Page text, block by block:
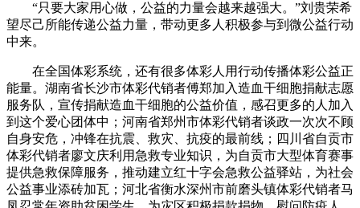
“只要大家用心做，公益的力量会越来越强大。”刘贵荣希
望尽己所能传递公益力量，带动更多人积极参与到微公益行动
中来。
在全国体彩系统，还有很多体彩人用行动传播体彩公益正
能量。湖南省长沙市体彩代销者傅郑加入造血干细胞捐献志愿
服务队，宣传捐献造血干细胞的公益价值，感召更多的人加入
到这个爱心团体中；河南省郑州市体彩代销者谈政一次次不顾
自身安危，冲锋在抗震、救灾、抗疫的最前线；四川省自贡市
体彩代销者廖文庆利用急救专业知识，为自贡市大型体育赛事
提供急救保障服务，推动建立红十字会急救公益驿站，为社会
公益事业添砖加瓦；河北省衡水深州市前磨头镇体彩代销者马